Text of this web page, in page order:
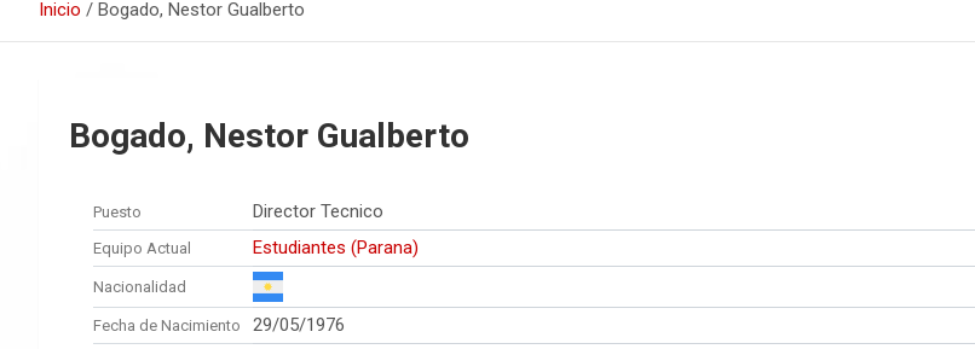
Inicio Bogado, Nestor Gualberto
Bogado, Nestor Gualberto
Puesto Director Tecnico
Equipo Actual Estudiantes (Parana)
Nacionalidad
Fecha de Nacimiento 29/05/1976